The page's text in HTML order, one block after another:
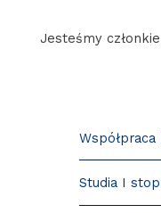
Jesteśmy
Współpraca
Studia I